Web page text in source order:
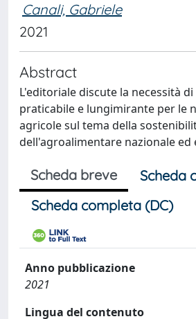
Canali, Gabriele
2021
Abstract
L'editoriale discute la necessità
praticabile e lungimirante per le
agricole sul tema della
dell'agroalimentare nazionale ed
Scheda breve
Scheda
Scheda completa (DC)
Anno pubblicazione
2021
Lingua del contenuto